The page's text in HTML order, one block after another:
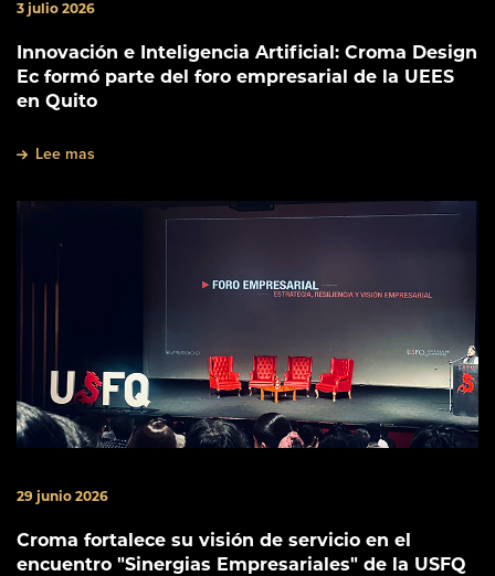
3 julio 2026
Innovación e Inteligencia Artificial: Croma Design
Ec formó parte del foro empresarial de la UEES
en Quito
Lee mas
29 junio 2026
Croma fortalece su visión de servicio en el
encuentro "Sinergias Empresariales" de la USFQ